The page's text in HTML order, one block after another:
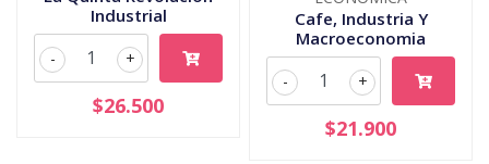
Industrial
+
-
$26.500
Cafe, Industria Y
Macroeconomia
+
-
$21.900